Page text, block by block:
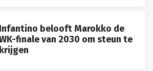
Infantino belooft Marokko de
finale van 2030 om steun te
krijgen